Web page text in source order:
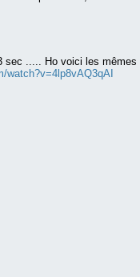
sec ..... Ho voici les mêmes
watch?v=4lp8vAQ3qAI